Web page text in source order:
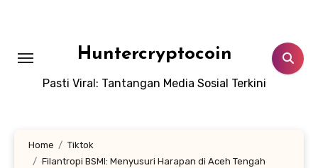
Huntercryptocoin
Pasti Viral: Tantangan Media Sosial Terkini
Home
Tiktok
Filantropi BSMI: Menyusuri Harapan di Aceh Tengah